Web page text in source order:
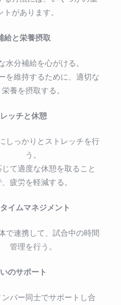
があります。
給と栄養摂取
水分補給を心がける。
を維持するために、適切な
栄養を摂取する。
ッチと休憩
しっかりとストレッチを行
う。
て適度な休憩を取ること
、疲労を軽減する。
イムマネジメント
で連携して、試合中の時間
管理を行う。
のサポート
バー同士でサポートし合